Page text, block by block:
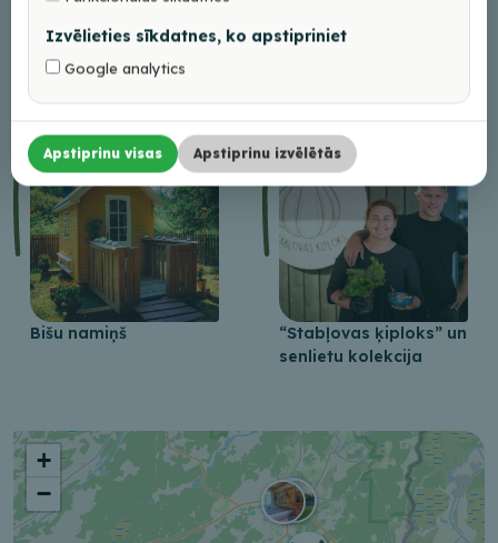
Alus darītava “Rols
Bišu namiņš
“Stabļovas ķiploks” un
senlietu kolekcija
+
−
Izvēlieties sīkdatnes, ko apstipriniet
Google analytics
Apstiprinu visas Apstiprinu izvēlētās